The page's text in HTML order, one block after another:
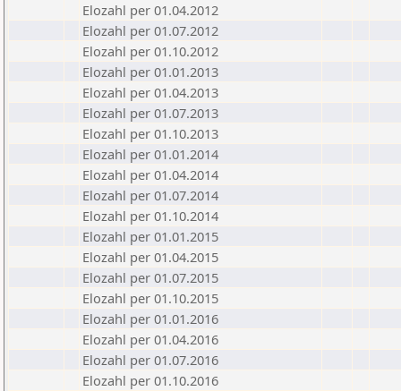
Elozahl per 01.04.2012
Elozahl per 01.07.2012
Elozahl per 01.10.2012
Elozahl per 01.01.2013
Elozahl per 01.04.2013
Elozahl per 01.07.2013
Elozahl per 01.10.2013
Elozahl per 01.01.2014
Elozahl per 01.04.2014
Elozahl per 01.07.2014
Elozahl per 01.10.2014
Elozahl per 01.01.2015
Elozahl per 01.04.2015
Elozahl per 01.07.2015
Elozahl per 01.10.2015
Elozahl per 01.01.2016
Elozahl per 01.04.2016
Elozahl per 01.07.2016
Elozahl per 01.10.2016